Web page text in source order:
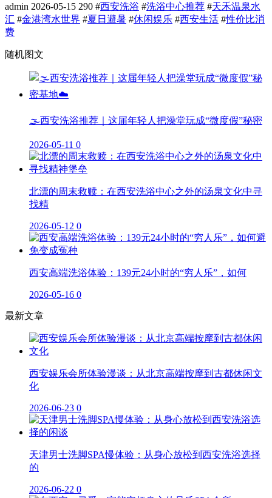
admin 2026-05-15 290 #西安洗浴 #洗浴中心推荐 #天禾温泉水
汇 #金港湾水世界 #夏日避暑 #休闲娱乐 #西安生活 #性价比消
费
随机图文
🌫️西安洗浴推荐｜这届年轻人把澡堂玩成“微度假”秘密
2026-05-11 0
北漂的周末救赎：在西安洗浴中心之外的汤泉文化中寻
找精
2026-05-12 0
西安高端洗浴体验：139元24小时的“穷人乐”，如何
2026-05-16 0
最新文章
西安娱乐会所体验漫谈：从北京高端按摩到古都休闲文
化
2026-06-23 0
天津男士洗脚SPA慢体验：从身心放松到西安洗浴选择
的
2026-06-22 0